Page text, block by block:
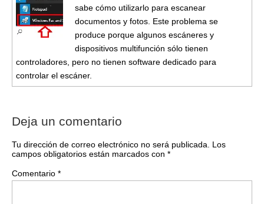
sabe cómo utilizarlo para escanear
documentos y fotos. Este problema se
produce porque algunos escáneres y
dispositivos multifunción sólo tienen
controladores, pero no tienen software dedicado para
controlar el escáner.
Deja un comentario
Tu dirección de correo electrónico no será publicada. Los
campos obligatorios están marcados con *
Comentario *